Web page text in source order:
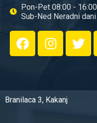
Pon-Pet 08:00 - 16:00
Sub-Ned Neradni dani
Branilaca 3, Kakanj